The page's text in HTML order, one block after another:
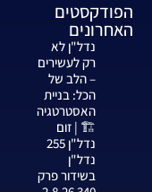
הפודקסטים
האחרונים
נדל"ן לא
רק לעשירים
– הלב של
הכל: בניית
האסטרטגיה
🏗️ | זום
נדל"ן 255
נדל"ן
בשידור פרק